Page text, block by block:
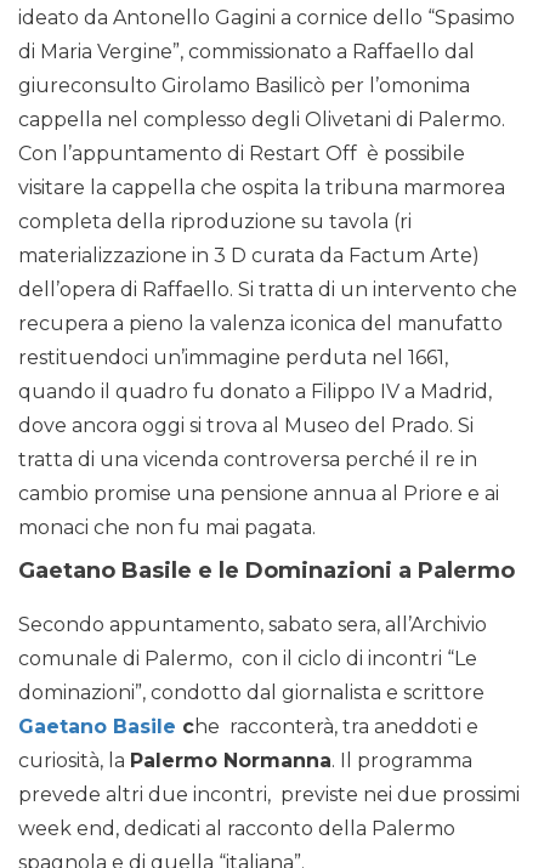
ideato da Antonello Gagini a cornice dello “Spasimo
di Maria Vergine”, commissionato a Raffaello dal
giureconsulto Girolamo Basilicò per l’omonima
cappella nel complesso degli Olivetani di Palermo.
Con l’appuntamento di Restart Off è possibile
visitare la cappella che ospita la tribuna marmorea
completa della riproduzione su tavola (ri
materializzazione in 3 D curata da Factum Arte)
dell’opera di Raffaello. Si tratta di un intervento che
recupera a pieno la valenza iconica del manufatto
restituendoci un’immagine perduta nel 1661,
quando il quadro fu donato a Filippo IV a Madrid,
dove ancora oggi si trova al Museo del Prado. Si
tratta di una vicenda controversa perché il re in
cambio promise una pensione annua al Priore e ai
monaci che non fu mai pagata.
Gaetano Basile e le Dominazioni a Palermo
Secondo appuntamento, sabato sera, all’Archivio
comunale di Palermo, con il ciclo di incontri “Le
dominazioni”, condotto dal giornalista e scrittore
Gaetano Basile che racconterà, tra aneddoti e
curiosità, la Palermo Normanna. Il programma
prevede altri due incontri, previste nei due prossimi
week end, dedicati al racconto della Palermo
spagnola e di quella “italiana”.